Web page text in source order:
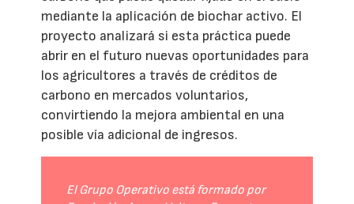
mediante la aplicación de biochar activo. El
proyecto analizará si esta práctica puede
abrir en el futuro nuevas oportunidades para
los agricultores a través de créditos de
carbono en mercados voluntarios,
convirtiendo la mejora ambiental en una
posible vía adicional de ingresos.
El Grupo Operativo está formado por